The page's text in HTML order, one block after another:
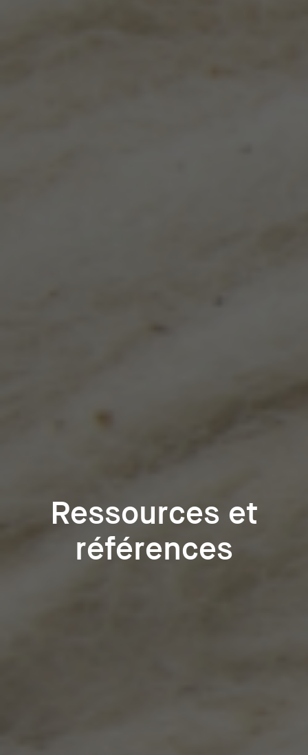
Ressources et
références